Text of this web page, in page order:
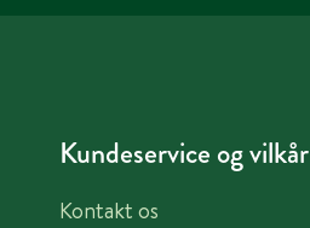
Kundeservice og vilkår
Kontakt os